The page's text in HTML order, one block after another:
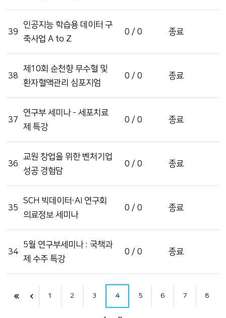
39
인공지능 학습용 데이터 구
축사업 A to Z
0 / 0 종료
38
제10회 순천향 무수혈 및
환자혈액관리 심포지엄
0 / 0 종료
37
연구부 세미나 - 세포치료
제 특강
0 / 0 종료
36
교원 창업을 위한 벤처기업
성공 경험담
0 / 0 종료
35
SCH 빅데이터·AI 연구회
의료정보 세미나
0 / 0 종료
34
5월 연구부세미나 : 국책과
제 수주 특강
0 / 0 종료
1 2 3 4 5 6 7 8